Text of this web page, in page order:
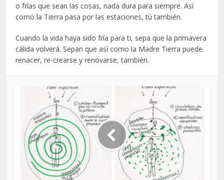
o frías que sean las cosas, nada dura para siempre. Así
como la Tierra pasa por las estaciones, tú también.
Cuando la vida haya sido fría para ti, sepa que la primavera
cálida volverá. Sepan que así como la Madre Tierra puede
renacer, re-crearse y renovarse, también.